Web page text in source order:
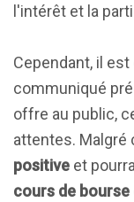
l'intérêt et la
Cependant, il
communiqué
offre au public,
attentes. Malgré
positive et
cours de bourse